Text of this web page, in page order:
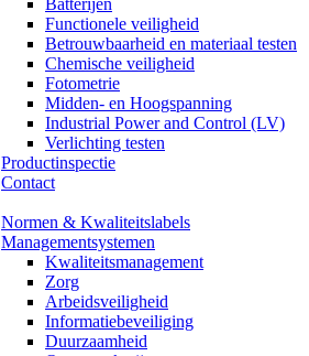
Batterijen
Functionele veiligheid
Betrouwbaarheid en materiaal testen
Chemische veiligheid
Fotometrie
Midden- en Hoogspanning
Industrial Power and Control (LV)
Verlichting testen
Productinspectie
Contact
Normen & Kwaliteitslabels
Managementsystemen
Kwaliteitsmanagement
Zorg
Arbeidsveiligheid
Informatiebeveiliging
Duurzaamheid